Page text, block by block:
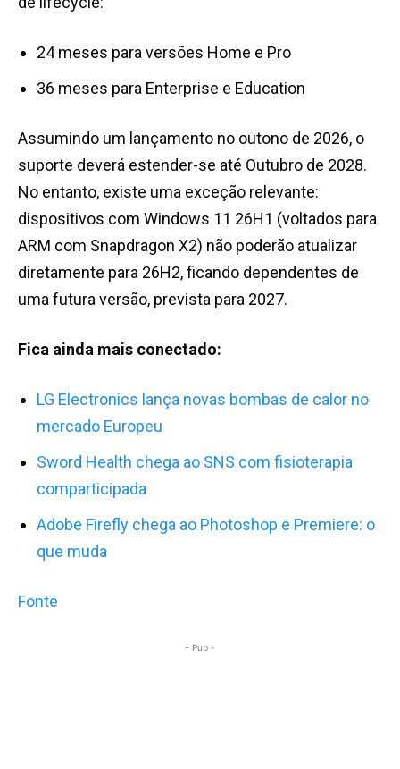
24 meses para versões Home e Pro
36 meses para Enterprise e Education
Assumindo um lançamento no outono de 2026, o
suporte deverá estender-se até Outubro de 2028.
No entanto, existe uma exceção relevante:
dispositivos com Windows 11 26H1 (voltados para
ARM com Snapdragon X2) não poderão atualizar
diretamente para 26H2, ficando dependentes de
uma futura versão, prevista para 2027.
Fica ainda mais conectado:
LG Electronics lança novas bombas de calor no
mercado Europeu
Sword Health chega ao SNS com fisioterapia
comparticipada
Adobe Firefly chega ao Photoshop e Premiere: o
que muda
Fonte
- Pub -